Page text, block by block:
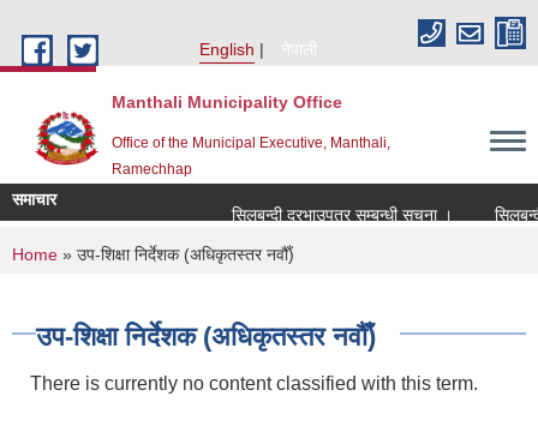
English
नेपाली
Manthali Municipality Office
Office of the Municipal Executive, Manthali,
Ramechhap
समाचार
सिलबन्दी दरभाउपत्र सम्बन्धी सूचना ।
सिलबन्दी
You are here
Home » उप-शिक्षा निर्देशक (अधिकृतस्तर नवौँ)
उप-शिक्षा निर्देशक (अधिकृतस्तर नवौँ)
There is currently no content classified with this term.